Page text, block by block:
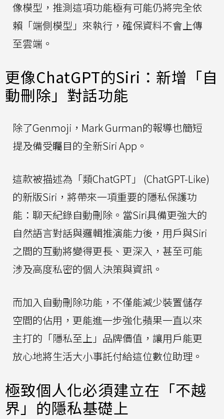
像模型，推測這項功能極有可能仍將完全依
賴「端側模型」來執行，確保資料不會上傳
至雲端。
更像ChatGPT的Siri：新增「自
動刪除」對話功能
除了Genmoji，Mark Gurman的報導也簡短
提及備受矚目的全新Siri App。
這款被描述為「類ChatGPT」 (ChatGPT-Like)
的新版Siri，將帶來一項重要的隱私保護功
能：聊天紀錄自動刪除。當Siri具備更強大的
自然語言對話與邏輯推演能力後，用戶與Siri
之間的互動將變得更長、更深入，甚至可能
涉及高度私密的個人決策與資訊。
而加入自動刪除功能，不僅能減少裝置儲存
空間的佔用，更能進一步強化蘋果一直以來
主打的「隱私至上」品牌價值，讓用戶能更
放心地將生活大小事託付給這位數位助理。
極致個人化必須建立在「不越
界」的隱私基礎上